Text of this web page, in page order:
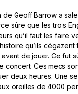
Geoff Barrow a
sûre que les trois
qu’il faut les faire
qu’ils dégazent
avant de jouer. Ce fut
concert. Ces mecs
deux heures. Une
oreilles de 4000